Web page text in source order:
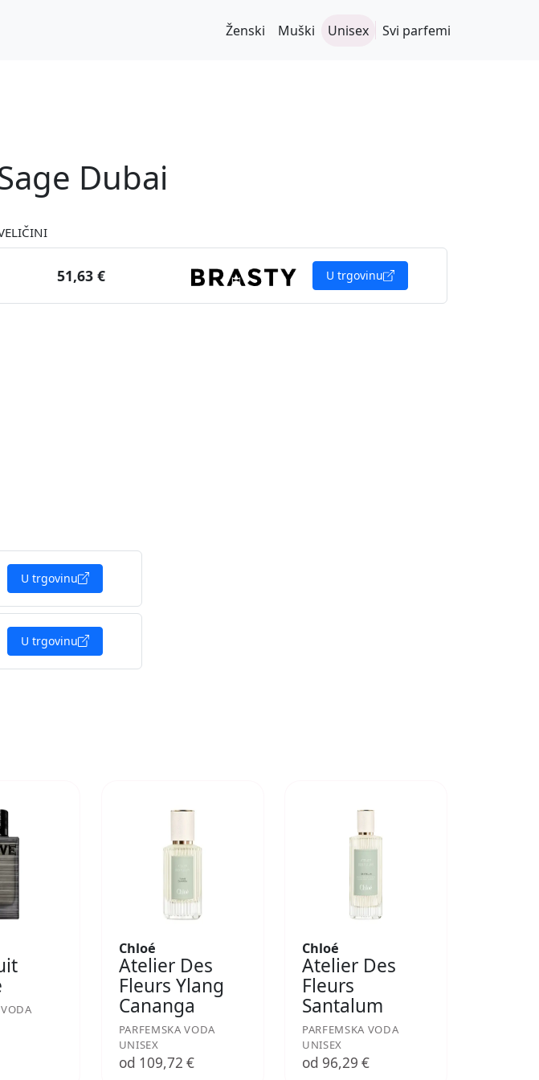
Ženski Muški Unisex Svi parfemi
Dubai
51,63 € U trgovinu
U trgovinu
U trgovinu
Chloé
Atelier Des
Fleurs Ylang
Cananga
PARFEMSKA VODA
UNISEX
od 109,72 €
Chloé
Atelier Des
Fleurs
Santalum
PARFEMSKA VODA
UNISEX
od 96,29 €